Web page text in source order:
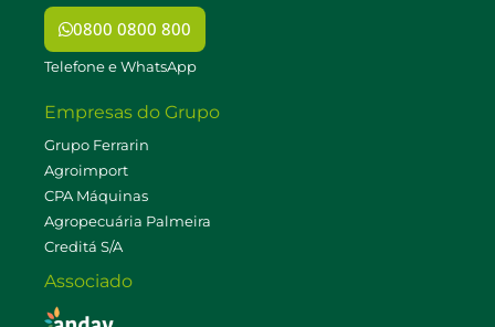
0800 0800 800
Telefone e WhatsApp
Empresas do Grupo
Grupo Ferrarin
Agroimport
CPA Máquinas
Agropecuária Palmeira
Creditá S/A
Associado